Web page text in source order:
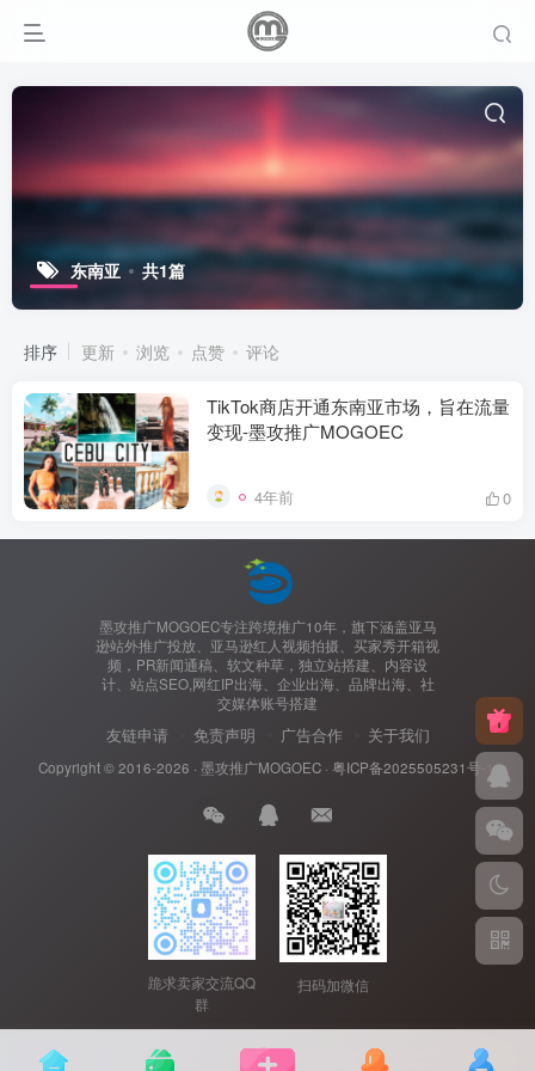
东南亚 共1篇
排序 更新 浏览 点赞 评论
TikTok商店开通东南亚市场，旨在流量
变现-墨攻推广MOGOEC
4年前 0
墨攻推广MOGOEC专注跨境推广10年，旗下涵盖亚马
逊站外推广投放、亚马逊红人视频拍摄、买家秀开箱视
频，PR新闻通稿、软文种草，独立站搭建、内容设
计、站点SEO,网红IP出海、企业出海、品牌出海、社
交媒体账号搭建
友链申请 免责声明 广告合作 关于我们
Copyright © 2016-2026 · 墨攻推广MOGOEC· 粤ICP备2025505231号-1.
跪求卖家交流QQ
群
扫码加微信